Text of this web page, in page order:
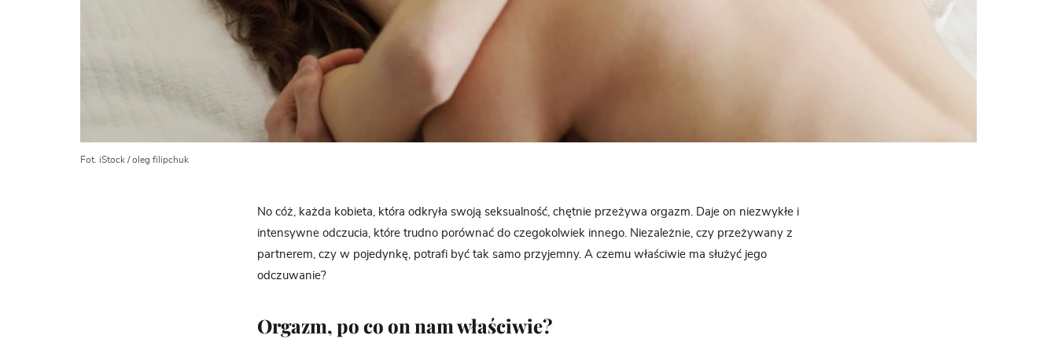
Fot. iStock / oleg filipchuk
No cóż, każda kobieta, która odkryła swoją seksualność, chętnie przeżywa orgazm. Daje on niezwykłe i
intensywne odczucia, które trudno porównać do czegokolwiek innego. Niezależnie, czy przeżywany z
partnerem, czy w pojedynkę, potrafi być tak samo przyjemny. A czemu właściwie ma służyć jego
odczuwanie?
Orgazm, po co on nam właściwie?